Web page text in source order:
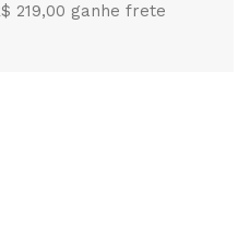
219,00 ganhe frete